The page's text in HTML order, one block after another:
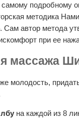
подробному
методика
автор метода
при ее
массажа
молодость,
на каждой из 8